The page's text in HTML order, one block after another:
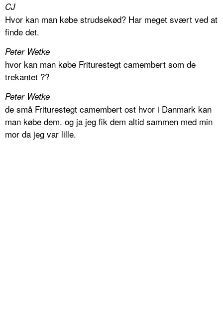
CJ
Hvor kan man købe strudsekød? Har meget svært ved at
finde det.
Peter Wetke
hvor kan man købe Friturestegt camembert som de
trekantet ??
Peter Wetke
de små Friturestegt camembert ost hvor i Danmark kan
man købe dem. og ja jeg fik dem altid sammen med min
mor da jeg var lille.